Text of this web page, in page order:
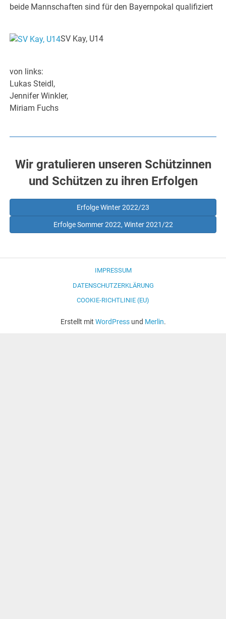
beide Mannschaften sind für den Bayernpokal qualifiziert
SV Kay, U14
von links:
Lukas Steidl,
Jennifer Winkler,
Miriam Fuchs
Wir gratulieren unseren Schützinnen
und Schützen zu ihren Erfolgen
Erfolge Winter 2022/23
Erfolge Sommer 2022, Winter 2021/22
IMPRESSUM
DATENSCHUTZERKLÄRUNG
COOKIE-RICHTLINIE (EU)
Erstellt mit WordPressund Merlin.